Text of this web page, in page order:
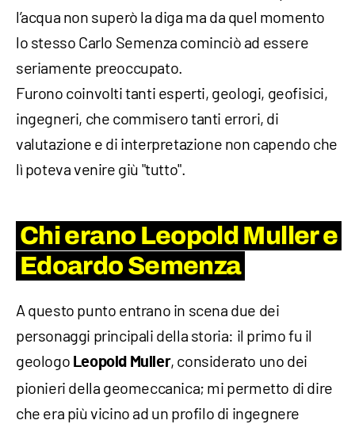
l’acqua non superò la diga ma da quel momento
lo stesso Carlo Semenza cominciò ad essere
seriamente preoccupato.
Furono coinvolti tanti esperti, geologi, geofisici,
ingegneri, che commisero tanti errori, di
valutazione e di interpretazione non capendo che
lì poteva venire giù "tutto".
Chi erano Leopold Muller e
Edoardo Semenza
A questo punto entrano in scena due dei
personaggi principali della storia: il primo fu il
geologo Leopold Muller, considerato uno dei
pionieri della geomeccanica; mi permetto di dire
che era più vicino ad un profilo di ingegnere